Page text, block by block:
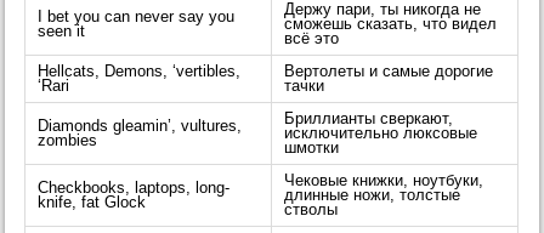
I bet you can never say you
seen it
Держу пари, ты никогда не
сможешь сказать, что видел
всё это
Hellcats, Demons, ‘vertibles,
‘Rari
Вертолеты и самые дорогие
тачки
Diamonds gleamin’, vultures,
zombies
Бриллианты сверкают,
исключительно люксовые
шмотки
Checkbooks, laptops, long-
knife, fat Glock
Чековые книжки, ноутбуки,
длинные ножи, толстые
стволы